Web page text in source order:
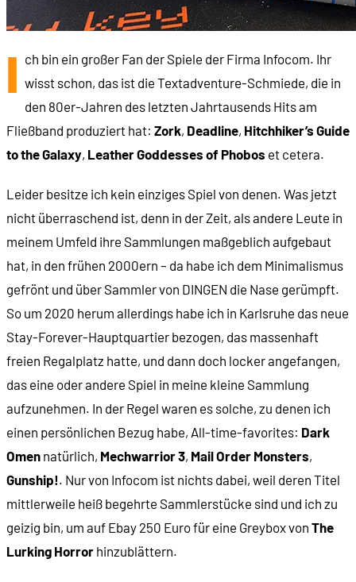
I ch bin ein großer Fan der Spiele der Firma Infocom. Ihr
wisst schon, das ist die Textadventure-Schmiede, die in
den 80er-Jahren des letzten Jahrtausends Hits am
Fließband produziert hat: Zork, Deadline, Hitchhiker’s Guide
to the Galaxy, Leather Goddesses of Phobos et cetera.
Leider besitze ich kein einziges Spiel von denen. Was jetzt
nicht überraschend ist, denn in der Zeit, als andere Leute in
meinem Umfeld ihre Sammlungen maßgeblich aufgebaut
hat, in den frühen 2000ern – da habe ich dem Minimalismus
gefrönt und über Sammler von DINGEN die Nase gerümpft.
So um 2020 herum allerdings habe ich in Karlsruhe das neue
Stay-Forever-Hauptquartier bezogen, das massenhaft
freien Regalplatz hatte, und dann doch locker angefangen,
das eine oder andere Spiel in meine kleine Sammlung
aufzunehmen. In der Regel waren es solche, zu denen ich
einen persönlichen Bezug habe, All-time-favorites: Dark
Omen natürlich, Mechwarrior 3, Mail Order Monsters,
Gunship!. Nur von Infocom ist nichts dabei, weil deren Titel
mittlerweile heiß begehrte Sammlerstücke sind und ich zu
geizig bin, um auf Ebay 250 Euro für eine Greybox von The
Lurking Horror hinzublättern.